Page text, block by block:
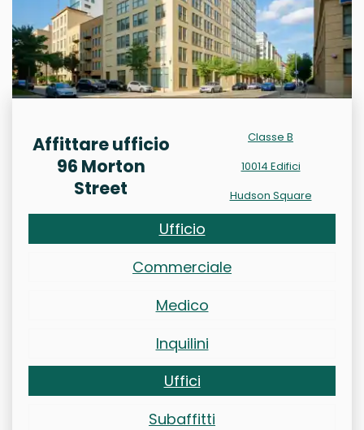
Affittare ufficio
96 Morton
Street
Classe B
10014 Edifici
Hudson Square
Ufficio
Commerciale
Medico
Inquilini
Uffici
Subaffitti